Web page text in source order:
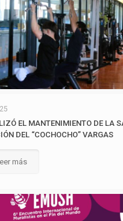
EL MANTENIMIENTO DE LA
DEL “COCHOCHO” VARGAS
más